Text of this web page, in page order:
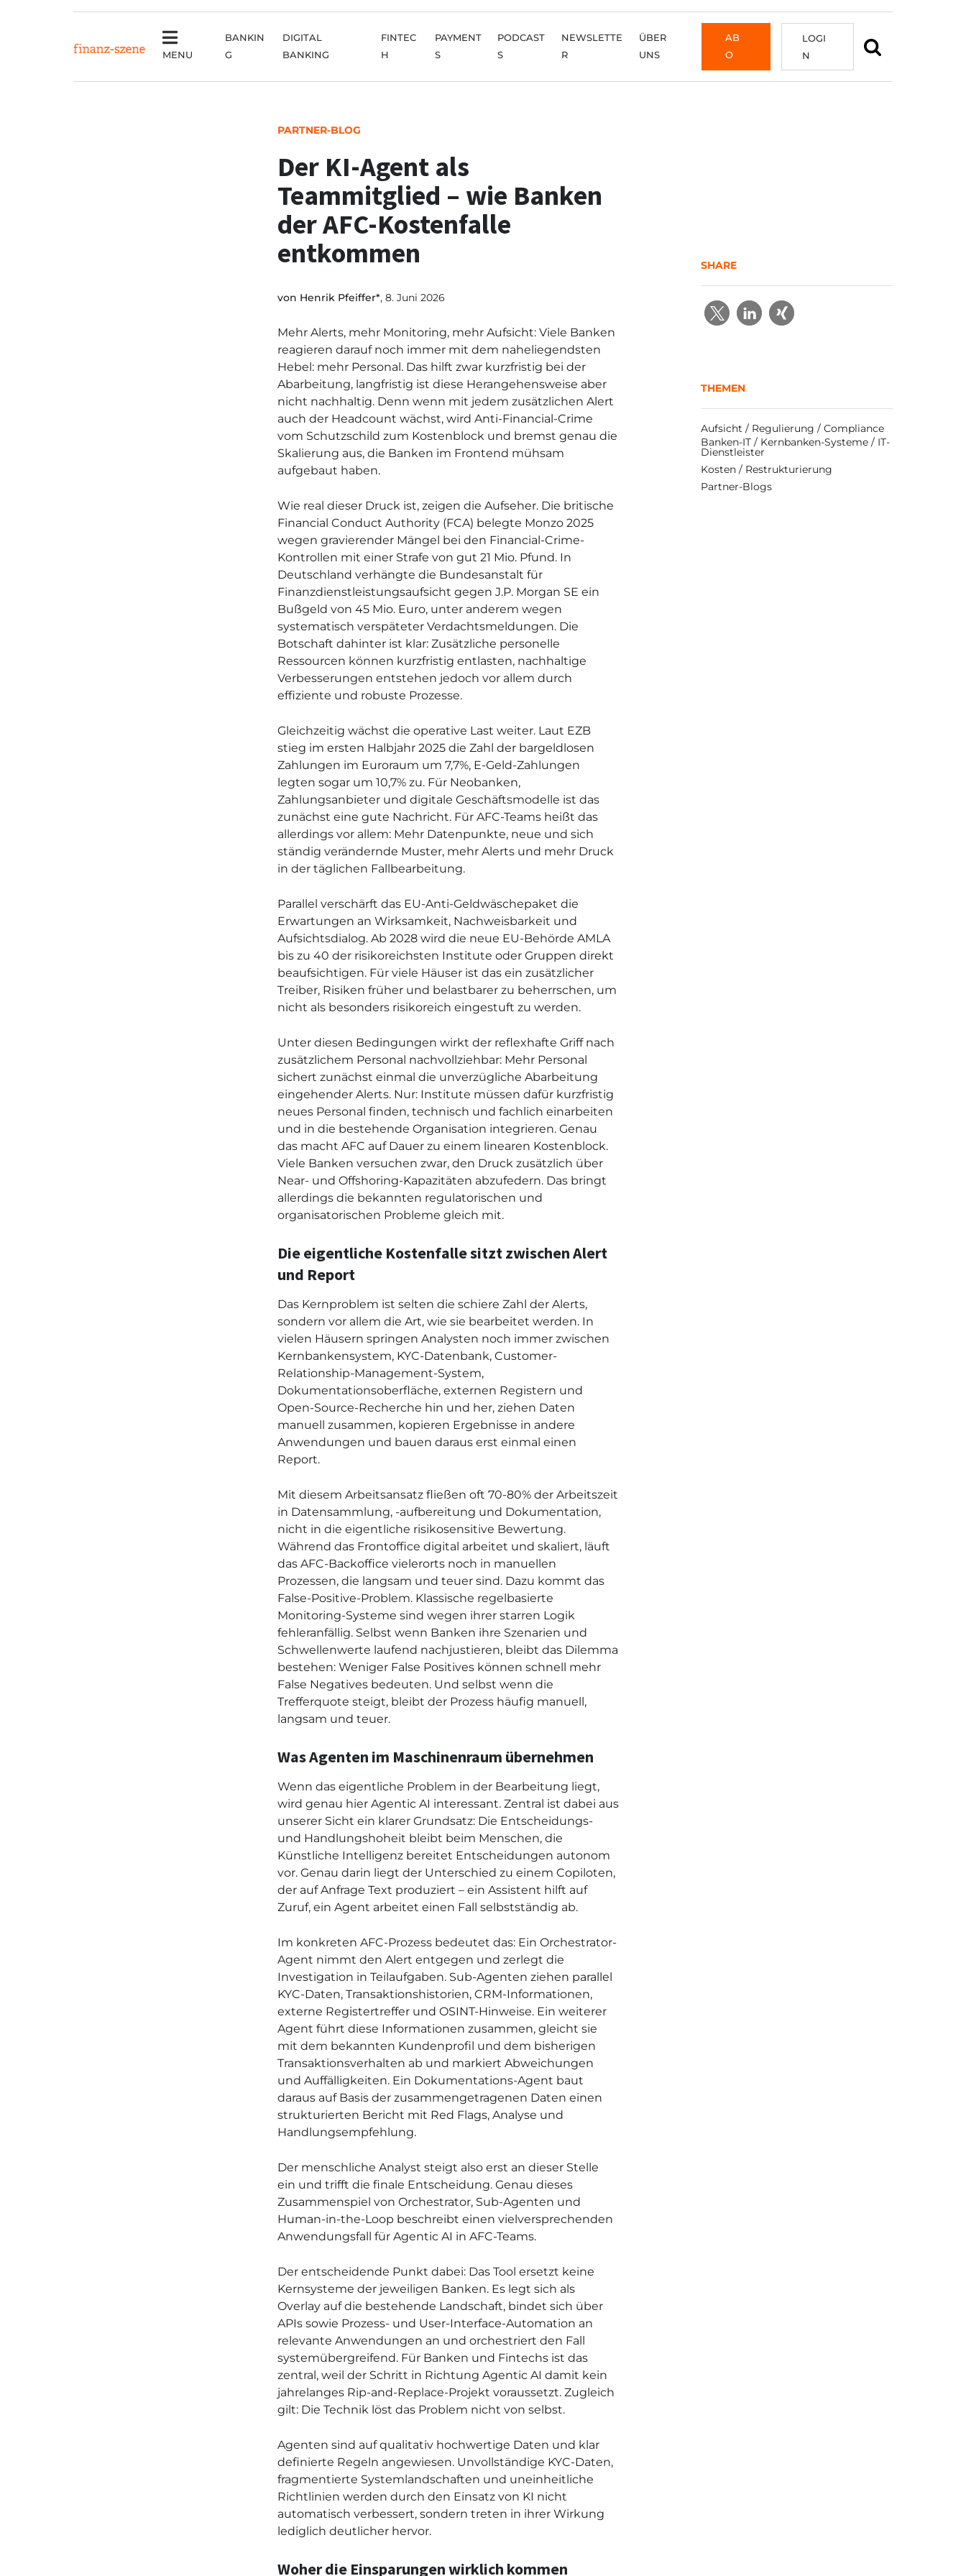
MENU
BANKIN
G
DIGITAL
BANKING
FINTEC
H
PAYMENT
S
PODCAST
S
NEWSLETTE
R
ÜBER
UNS
AB
O
LOGI
N
PARTNER-BLOG
Der KI-Agent als
Teammitglied – wie Banken
der AFC-Kostenfalle
entkommen
von Henrik Pfeiffer*, 8. Juni 2026
Mehr Alerts, mehr Monitoring, mehr Aufsicht: Viele Banken
reagieren darauf noch immer mit dem naheliegendsten
Hebel: mehr Personal. Das hilft zwar kurzfristig bei der
Abarbeitung, langfristig ist diese Herangehensweise aber
nicht nachhaltig. Denn wenn mit jedem zusätzlichen Alert
auch der Headcount wächst, wird Anti-Financial-Crime
vom Schutzschild zum Kostenblock und bremst genau die
Skalierung aus, die Banken im Frontend mühsam
aufgebaut haben.
Wie real dieser Druck ist, zeigen die Aufseher. Die britische
Financial Conduct Authority (FCA) belegte Monzo 2025
wegen gravierender Mängel bei den Financial-Crime-
Kontrollen mit einer Strafe von gut 21 Mio. Pfund. In
Deutschland verhängte die Bundesanstalt für
Finanzdienstleistungsaufsicht gegen J.P. Morgan SE ein
Bußgeld von 45 Mio. Euro, unter anderem wegen
systematisch verspäteter Verdachtsmeldungen. Die
Botschaft dahinter ist klar: Zusätzliche personelle
Ressourcen können kurzfristig entlasten, nachhaltige
Verbesserungen entstehen jedoch vor allem durch
effiziente und robuste Prozesse.
Gleichzeitig wächst die operative Last weiter. Laut EZB
stieg im ersten Halbjahr 2025 die Zahl der bargeldlosen
Zahlungen im Euroraum um 7,7%, E-Geld-Zahlungen
legten sogar um 10,7% zu. Für Neobanken,
Zahlungsanbieter und digitale Geschäftsmodelle ist das
zunächst eine gute Nachricht. Für AFC-Teams heißt das
allerdings vor allem: Mehr Datenpunkte, neue und sich
ständig verändernde Muster, mehr Alerts und mehr Druck
in der täglichen Fallbearbeitung.
Parallel verschärft das EU-Anti-Geldwäschepaket die
Erwartungen an Wirksamkeit, Nachweisbarkeit und
Aufsichtsdialog. Ab 2028 wird die neue EU-Behörde AMLA
bis zu 40 der risikoreichsten Institute oder Gruppen direkt
beaufsichtigen. Für viele Häuser ist das ein zusätzlicher
Treiber, Risiken früher und belastbarer zu beherrschen, um
nicht als besonders risikoreich eingestuft zu werden.
Unter diesen Bedingungen wirkt der reflexhafte Griff nach
zusätzlichem Personal nachvollziehbar: Mehr Personal
sichert zunächst einmal die unverzügliche Abarbeitung
eingehender Alerts. Nur: Institute müssen dafür kurzfristig
neues Personal finden, technisch und fachlich einarbeiten
und in die bestehende Organisation integrieren. Genau
das macht AFC auf Dauer zu einem linearen Kostenblock.
Viele Banken versuchen zwar, den Druck zusätzlich über
Near- und Offshoring-Kapazitäten abzufedern. Das bringt
allerdings die bekannten regulatorischen und
organisatorischen Probleme gleich mit.
Die eigentliche Kostenfalle sitzt zwischen Alert
und Report
Das Kernproblem ist selten die schiere Zahl der Alerts,
sondern vor allem die Art, wie sie bearbeitet werden. In
vielen Häusern springen Analysten noch immer zwischen
Kernbankensystem, KYC-Datenbank, Customer-
Relationship-Management-System,
Dokumentationsoberfläche, externen Registern und
Open-Source-Recherche hin und her, ziehen Daten
manuell zusammen, kopieren Ergebnisse in andere
Anwendungen und bauen daraus erst einmal einen
Report.
Mit diesem Arbeitsansatz fließen oft 70-80% der Arbeitszeit
in Datensammlung, -aufbereitung und Dokumentation,
nicht in die eigentliche risikosensitive Bewertung.
Während das Frontoffice digital arbeitet und skaliert, läuft
das AFC-Backoffice vielerorts noch in manuellen
Prozessen, die langsam und teuer sind. Dazu kommt das
False-Positive-Problem. Klassische regelbasierte
Monitoring-Systeme sind wegen ihrer starren Logik
fehleranfällig. Selbst wenn Banken ihre Szenarien und
Schwellenwerte laufend nachjustieren, bleibt das Dilemma
bestehen: Weniger False Positives können schnell mehr
False Negatives bedeuten. Und selbst wenn die
Trefferquote steigt, bleibt der Prozess häufig manuell,
langsam und teuer.
Was Agenten im Maschinenraum übernehmen
Wenn das eigentliche Problem in der Bearbeitung liegt,
wird genau hier Agentic AI interessant. Zentral ist dabei aus
unserer Sicht ein klarer Grundsatz: Die Entscheidungs-
und Handlungshoheit bleibt beim Menschen, die
Künstliche Intelligenz bereitet Entscheidungen autonom
vor. Genau darin liegt der Unterschied zu einem Copiloten,
der auf Anfrage Text produziert – ein Assistent hilft auf
Zuruf, ein Agent arbeitet einen Fall selbstständig ab.
Im konkreten AFC-Prozess bedeutet das: Ein Orchestrator-
Agent nimmt den Alert entgegen und zerlegt die
Investigation in Teilaufgaben. Sub-Agenten ziehen parallel
KYC-Daten, Transaktionshistorien, CRM-Informationen,
externe Registertreffer und OSINT-Hinweise. Ein weiterer
Agent führt diese Informationen zusammen, gleicht sie
mit dem bekannten Kundenprofil und dem bisherigen
Transaktionsverhalten ab und markiert Abweichungen
und Auffälligkeiten. Ein Dokumentations-Agent baut
daraus auf Basis der zusammengetragenen Daten einen
strukturierten Bericht mit Red Flags, Analyse und
Handlungsempfehlung.
Der menschliche Analyst steigt also erst an dieser Stelle
ein und trifft die finale Entscheidung. Genau dieses
Zusammenspiel von Orchestrator, Sub-Agenten und
Human-in-the-Loop beschreibt einen vielversprechenden
Anwendungsfall für Agentic AI in AFC-Teams.
Der entscheidende Punkt dabei: Das Tool ersetzt keine
Kernsysteme der jeweiligen Banken. Es legt sich als
Overlay auf die bestehende Landschaft, bindet sich über
APIs sowie Prozess- und User-Interface-Automation an
relevante Anwendungen an und orchestriert den Fall
systemübergreifend. Für Banken und Fintechs ist das
zentral, weil der Schritt in Richtung Agentic AI damit kein
jahrelanges Rip-and-Replace-Projekt voraussetzt. Zugleich
gilt: Die Technik löst das Problem nicht von selbst.
Agenten sind auf qualitativ hochwertige Daten und klar
definierte Regeln angewiesen. Unvollständige KYC-Daten,
fragmentierte Systemlandschaften und uneinheitliche
Richtlinien werden durch den Einsatz von KI nicht
automatisch verbessert, sondern treten in ihrer Wirkung
lediglich deutlicher hervor.
Woher die Einsparungen wirklich kommen
SHARE
THEMEN
Aufsicht / Regulierung / Compliance
Banken-IT / Kernbanken-Systeme / IT-
Dienstleister
Kosten / Restrukturierung
Partner-Blogs